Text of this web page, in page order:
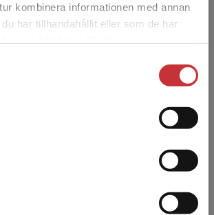
kombinera informationen med annan
har tillhandahållit eller som de har
att du besöker
via en enhet utanför Sverige.
leveranser utanför Sverige. För
ett köp måste
Ekonomi vid Stockholms